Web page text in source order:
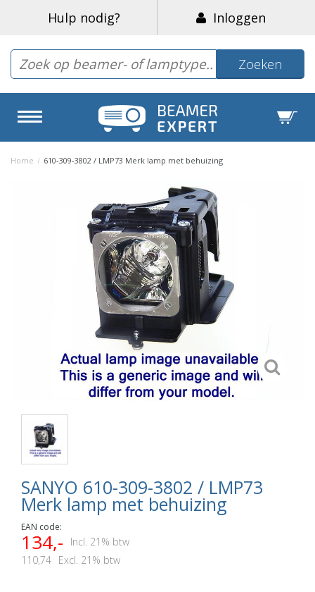
Hulp nodig? Inloggen
Zoeken
Home / 610-309-3802 / LMP73 Merk lamp met behuizing
SANYO 610-309-3802 / LMP73
Merk lamp met behuizing
EAN code:
134,-
Incl. 21% btw
110,74 Excl. 21% btw